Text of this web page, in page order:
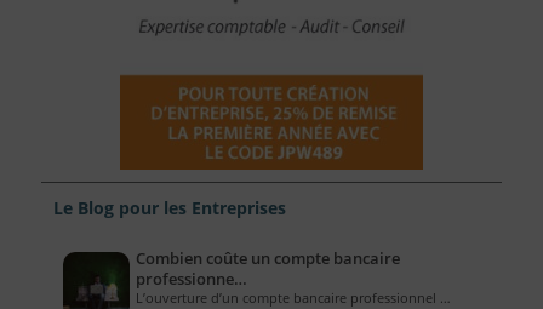
Le Blog pour les Entreprises
Combien coûte un compte bancaire
professionne…
L’ouverture d’un compte bancaire professionnel …